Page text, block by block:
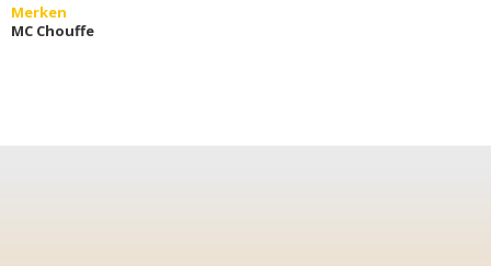
Merken
MC Chouffe